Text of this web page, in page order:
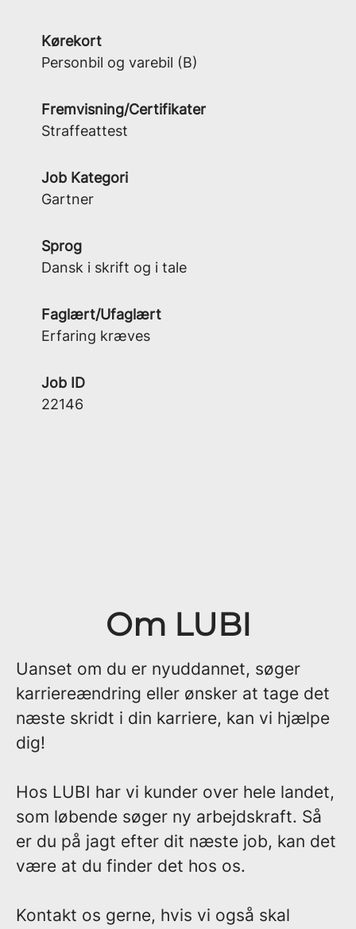
Kørekort
Personbil og varebil (B)
Fremvisning/Certifikater
Straffeattest
Job Kategori
Gartner
Sprog
Dansk i skrift og i tale
Faglært/Ufaglært
Erfaring kræves
Job ID
22146
Om LUBI
Uanset om du er nyuddannet, søger
karriereændring eller ønsker at tage det
næste skridt i din karriere, kan vi hjælpe
dig!
Hos LUBI har vi kunder over hele landet,
som løbende søger ny arbejdskraft. Så
er du på jagt efter dit næste job, kan det
være at du finder det hos os.
Kontakt os gerne, hvis vi også skal